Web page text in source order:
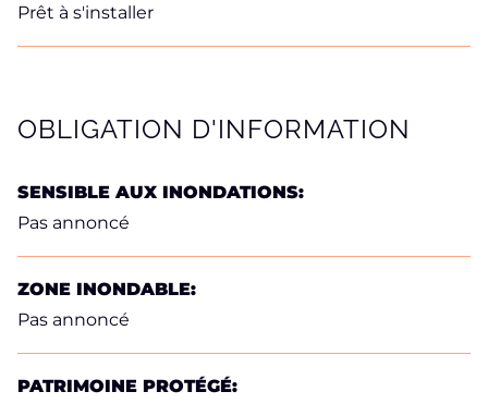
Prêt à s'installer
OBLIGATION D'INFORMATION
SENSIBLE AUX INONDATIONS:
Pas annoncé
ZONE INONDABLE:
Pas annoncé
PATRIMOINE PROTÉGÉ: